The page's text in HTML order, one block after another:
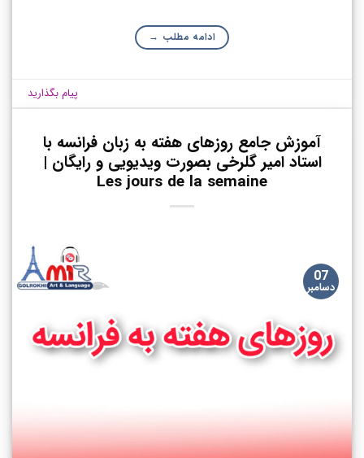
ادامه مطلب →
پیام بگذارید
آموزش جامع روزهای هفته به زبان فرانسه با
استاد امیر گلرخی بصورت ویدیویی و رایگان |
Les jours de la semaine
07
دسامبر